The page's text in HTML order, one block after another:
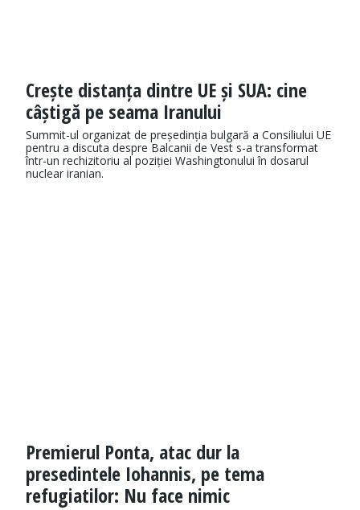
Crește distanța dintre UE și SUA: cine
câștigă pe seama Iranului
Summit-ul organizat de președinția bulgară a Consiliului UE
pentru a discuta despre Balcanii de Vest s-a transformat
într-un rechizitoriu al poziției Washingtonului în dosarul
nuclear iranian.
Premierul Ponta, atac dur la
presedintele Iohannis, pe tema
refugiatilor: Nu face nimic